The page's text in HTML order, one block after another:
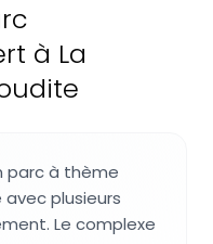
à La
parc à thème
plusieurs
Le complexe